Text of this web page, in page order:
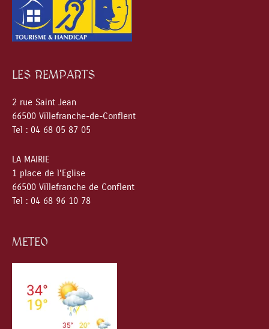
LES REMPARTS
2 rue Saint Jean
66500 Villefranche-de-Conflent
Tel : 04 68 05 87 05
LA MAIRIE
1 place de l’Eglise
66500 Villefranche de Conflent
Tel : 04 68 96 10 78
METEO